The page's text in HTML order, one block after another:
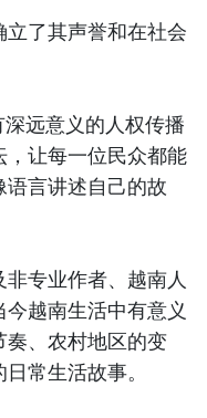
了其声誉和在社会
远意义的人权传播
让每一位民众都能
言讲述自己的故
专业作者、越南人
越南生活中有意义
、农村地区的变
常生活故事。